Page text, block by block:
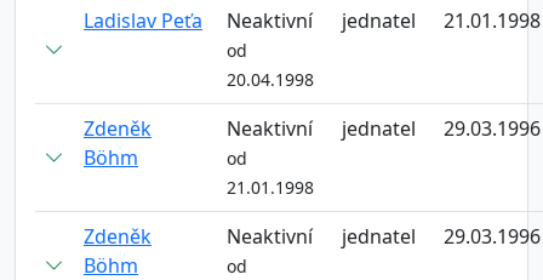
Ladislav Peťa Neaktivní
od
20.04.1998
jednatel 21.01.1998
Zdeněk
Böhm
Neaktivní
od
21.01.1998
jednatel 29.03.1996
Zdeněk
Böhm
Neaktivní
od
jednatel 29.03.1996